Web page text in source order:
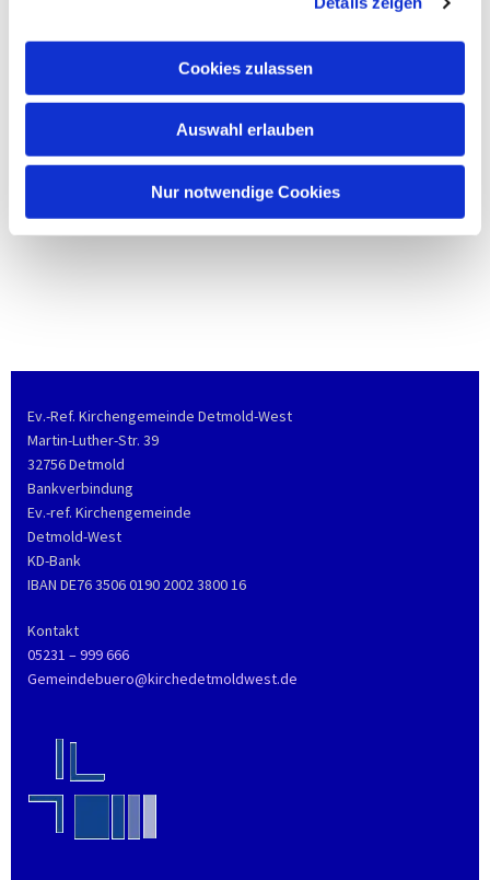
Cookies zulassen
Auswahl erlauben
Nur notwendige Cookies
Ev.-Ref. Kirchengemeinde Detmold-West
Martin-Luther-Str. 39
32756 Detmold
Bankverbindung
Ev.-ref. Kirchengemeinde
Detmold-West
KD-Bank
IBAN DE76 3506 0190 2002 3800 16
Kontakt
05231 – 999 666
Gemeindebuero@kirchedetmoldwest.de